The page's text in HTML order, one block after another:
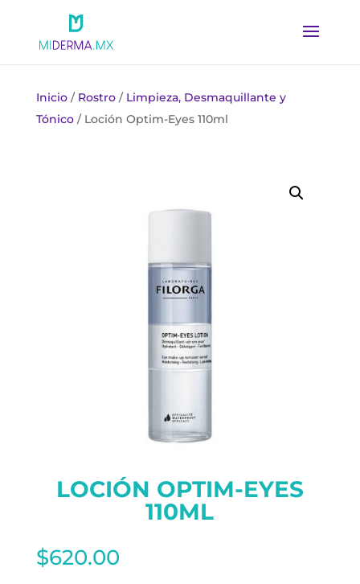
Inicio/ Rostro/ Limpieza, Desmaquillante y
Tónico/ Loción Optim-Eyes 110ml
LOCIÓN OPTIM-EYES
110ML
$620.00